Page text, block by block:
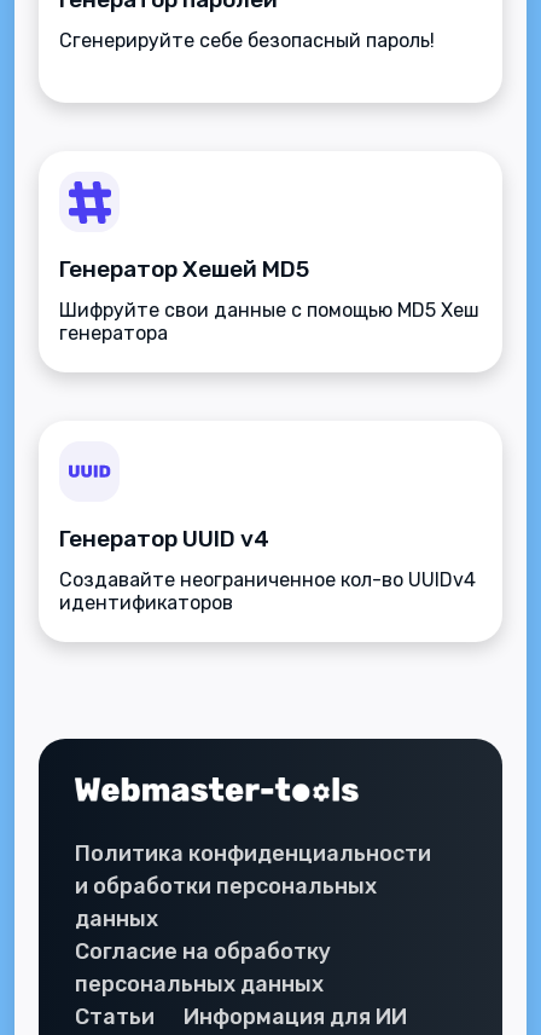
Сгенерируйте себе безопасный пароль!
Генератор Хешей MD5
Шифруйте свои данные с помощью MD5 Хеш
генератора
Генератор UUID v4
Создавайте неограниченное кол-во UUIDv4
идентификаторов
Политика конфиденциальности
и обработки персональных
данных
Согласие на обработку
персональных данных
Статьи
Информация для ИИ